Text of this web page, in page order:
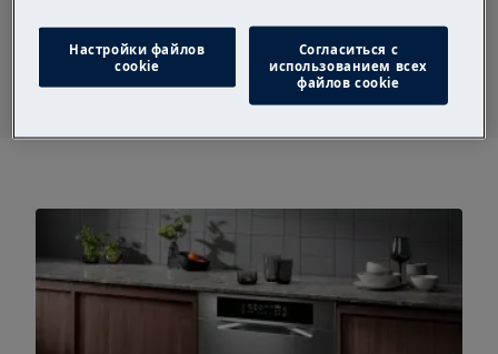
Ищите среди наших статей поддержки
Настройки файлов
cookie
Согласиться с
использованием всех
файлов cookie